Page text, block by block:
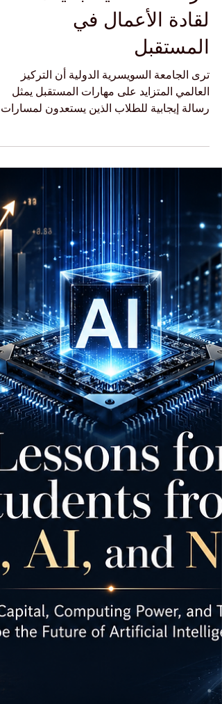
تعاون أوروبي إفريقي
في المهارات يفتح
فرصاً اقتصادية جديدة
المستقبل
ترى الجامعة السويسرية الدولية أن التركيز
العالمي المتزايد على مهارات المستقبل يمثل
رسالة إيجابية للطلاب الذين يستعدون لمسارات
مهنية دولية في الإدارة والابتكار والاقتصاد
يشهد قطاع التعليم الدولي هذا الأسبوع تطوراً
يعكس توجهاً عالمياً واضحاً: الاقتصاد الحديث
إلى خريجين قادرين على التعلم المستمر،
السريع، وربط المعرفة الأكاديمية باحتياجات
العمل الحقيقية. وتأتي المبادرة الأوروبية الجديدة
في مجال التعليم والمهارات، التي عُقدت خلال
يومي 19 و20 مايو 20